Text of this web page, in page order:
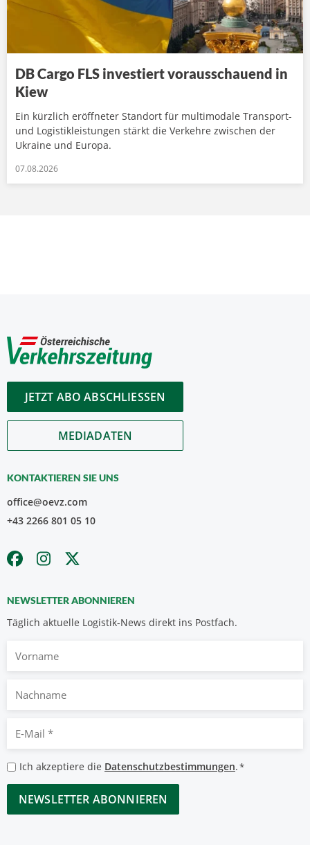
DB Cargo FLS investiert vorausschauend in
Kiew
Ein kürzlich eröffneter Standort für multimodale Transport-
und Logistikleistungen stärkt die Verkehre zwischen der
Ukraine und Europa.
07.08.2026
JETZT ABO ABSCHLIESSEN
MEDIADATEN
KONTAKTIEREN SIE UNS
office@oevz.com
+43 2266 801 05 10
NEWSLETTER ABONNIEREN
Täglich aktuelle Logistik-News direkt ins Postfach.
Nachname
Mail
*
Datenschutzbestimmungen
*
Ich akzeptiere die Datenschutzbestimmungen.*
CAPTCHA